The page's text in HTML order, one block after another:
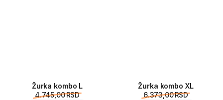
Žurka kombo L
4.745,00 RSD
Žurka kombo XL
6.373,00 RSD